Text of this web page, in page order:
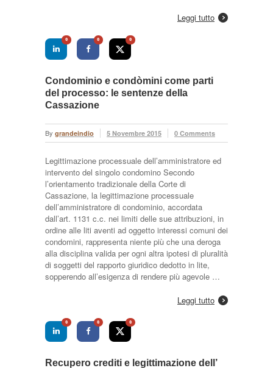
Leggi tutto
0 0 0
Condominio e condòmini come parti
del processo: le sentenze della
Cassazione
By grandeindio 5 Novembre 2015 0 Comments
Legittimazione processuale dell’amministratore ed
intervento del singolo condomino Secondo
l’orientamento tradizionale della Corte di
Cassazione, la legittimazione processuale
dell’amministratore di condominio, accordata
dall’art. 1131 c.c. nei limiti delle sue attribuzioni, in
ordine alle liti aventi ad oggetto interessi comuni dei
condomini, rappresenta niente più che una deroga
alla disciplina valida per ogni altra ipotesi di pluralità
di soggetti del rapporto giuridico dedotto in lite,
sopperendo all’esigenza di rendere più agevole …
Leggi tutto
0 0 0
Recupero crediti e legittimazione dell’